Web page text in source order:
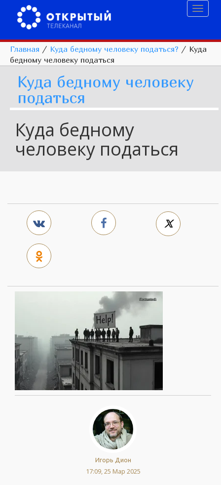
Главная / Куда бедному человеку податься? / Куда
бедному человеку податься
Куда бедному человеку
податься
Куда бедному
человеку податься
Игорь Дион
17:09, 25 Мар 2025